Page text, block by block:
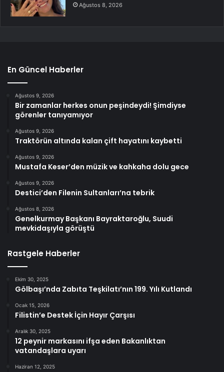
Ağustos 8, 2026
En Güncel Haberler
Ağustos 9, 2026
Bir zamanlar herkes onun peşindeydi! Şimdiyse
görenler tanıyamıyor
Ağustos 9, 2026
Traktörün altında kalan çift hayatını kaybetti
Ağustos 9, 2026
Mustafa Keser’den müzik ve kahkaha dolu gece
Ağustos 9, 2026
Destici’den Filenin Sultanları’na tebrik
Ağustos 8, 2026
Genelkurmay Başkanı Bayraktaroğlu, Suudi
mevkidaşıyla görüştü
Rastgele Haberler
Ekim 30, 2025
Gölbaşı’nda Zabıta Teşkilatı’nın 199. Yılı Kutlandı
Ocak 15, 2026
Filistin’e Destek İçin Hayır Çarşısı
Aralık 30, 2025
12 peynir markasını ifşa eden Bakanlıktan
vatandaşlara uyarı
Haziran 12, 2025